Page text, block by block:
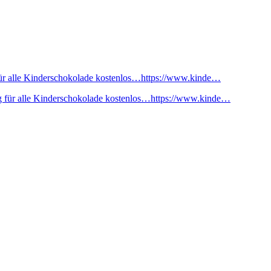
alle Kinderschokolade kostenlos…https://www.kinde…
für alle Kinderschokolade kostenlos…https://www.kinde…